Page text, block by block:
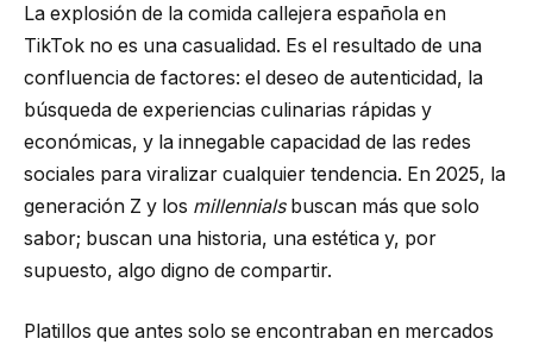
La explosión de la comida callejera española en
TikTok no es una casualidad. Es el resultado de una
confluencia de factores: el deseo de autenticidad, la
búsqueda de experiencias culinarias rápidas y
económicas, y la innegable capacidad de las redes
sociales para viralizar cualquier tendencia. En 2025, la
generación Z y los millennialsbuscan más que solo
sabor; buscan una historia, una estética y, por
supuesto, algo digno de compartir.
Platillos que antes solo se encontraban en mercados